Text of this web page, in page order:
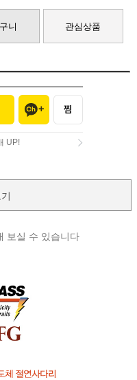
니 관심상품
UP!
보실 수 있습니다